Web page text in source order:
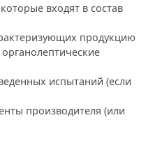
входят в состав
продукцию
испытаний (если
производителя (или